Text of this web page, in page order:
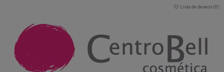
Lista de deseos (0 )